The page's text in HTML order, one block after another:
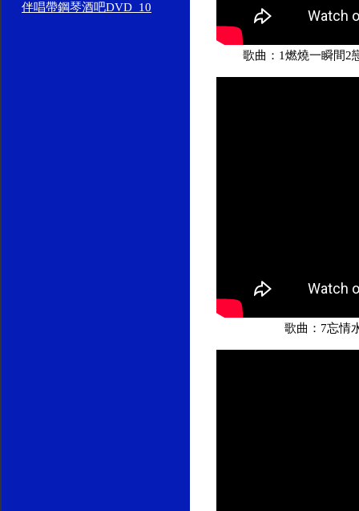
伴唱帶鋼琴酒吧DVD_10
歌曲：1燃燒一瞬間2
歌曲：7忘情